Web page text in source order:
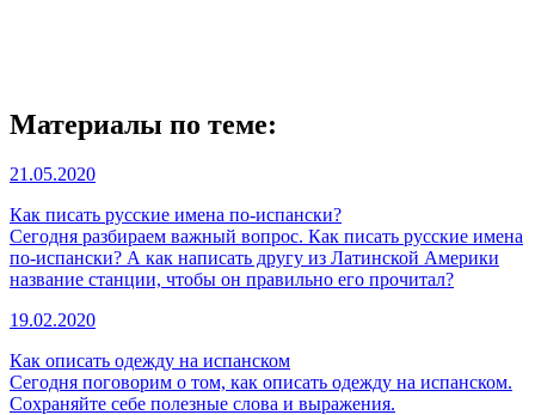
Материалы по теме:
21.05.2020
Как писать русские имена по-испански?
Сегодня разбираем важный вопрос. Как писать русские имена
по-испански? А как написать другу из Латинской Америки
название станции, чтобы он правильно его прочитал?
19.02.2020
Как описать одежду на испанском
Сегодня поговорим о том, как описать одежду на испанском.
Сохраняйте себе полезные слова и выражения.